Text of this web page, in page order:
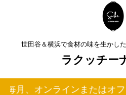
世田谷＆横浜で食材の味を生かし
ラクッチー
ンラインまたはオフラインで